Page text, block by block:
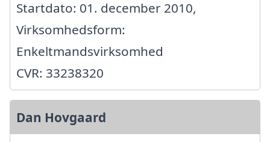
Startdato: 01. december 2010,
Virksomhedsform:
Enkeltmandsvirksomhed
CVR: 33238320
Dan Hovgaard